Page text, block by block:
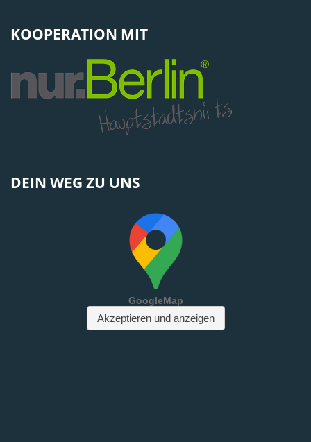
KOOPERATION MIT
DEIN WEG ZU UNS